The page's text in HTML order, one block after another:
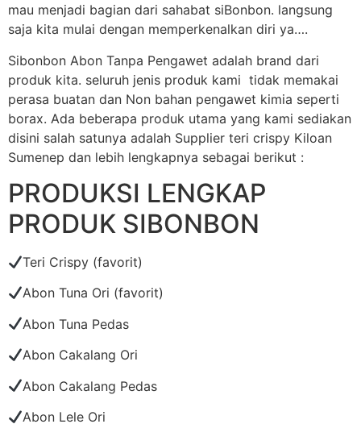
mau menjadi bagian dari sahabat siBonbon. langsung
saja kita mulai dengan memperkenalkan diri ya….
Sibonbon Abon Tanpa Pengawet adalah brand dari
produk kita. seluruh jenis produk kami tidak memakai
perasa buatan dan Non bahan pengawet kimia seperti
borax. Ada beberapa produk utama yang kami sediakan
disini salah satunya adalah Supplier teri crispy Kiloan
Sumenep dan lebih lengkapnya sebagai berikut :
PRODUKSI LENGKAP
PRODUK SIBONBON
Teri Crispy (favorit)
Abon Tuna Ori (favorit)
Abon Tuna Pedas
Abon Cakalang Ori
Abon Cakalang Pedas
Abon Lele Ori